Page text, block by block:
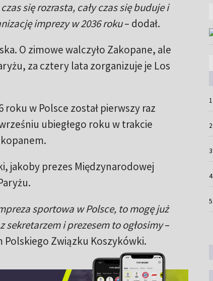
się rozrasta, cały czas się buduje i
imprezy w 2036 roku– dodał.
O zimowe walczyło Zakopane, ale
za cztery lata zorganizuje je Los
roku w Polsce został pierwszy raz
ubiegłego roku w trakcie
jakoby prezes Międzynarodowej
sportowa w Polsce, to mogę już
sekretarzem i prezesem to ogłosimy–
Polskiego Związku Koszykówki.
1
2
3
4
5